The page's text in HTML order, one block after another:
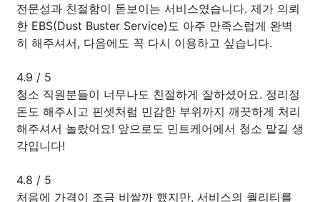
전문성과 친절함이 돋보이는 서비스였습니다. 제가 의뢰
한 EBS(Dust Buster Service)도 아주 만족스럽게 완벽
히 해주셔서, 다음에도 꼭 다시 이용하고 싶습니다.
4.9 / 5
청소 직원분들이 너무나도 친절하게 잘하셨어요. 정리정
돈도 해주시고 핀셋처럼 민감한 부위까지 깨끗하게 처리
해주셔서 놀랐어요! 앞으로도 민트케어에서 청소 맡길 생
각입니다!
4.8 / 5
처음에 가격이 조금 비쌀까 했지만, 서비스의 퀄리티를